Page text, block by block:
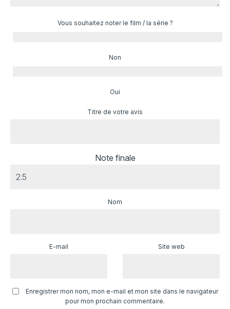
Vous souhaitez noter le film / la série ?
Non
Oui
Titre de votre avis
Note finale
Nom
E-mail Site web
Enregistrer mon nom, mon e-mail et mon site dans le navigateur
pour mon prochain commentaire.